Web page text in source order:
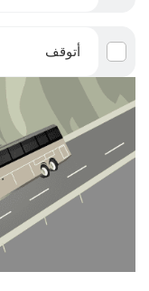
أتوقف